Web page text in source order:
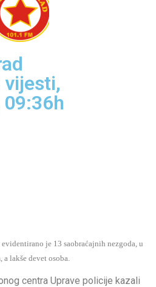
vijesti,
je 13 saobraćajnih nezgoda, u
lakše devet osoba.
centra Uprave policije kazali